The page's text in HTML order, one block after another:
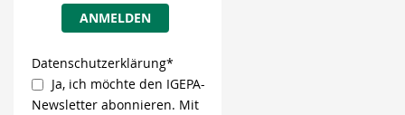
ANMELDEN
Datenschutzerklärung*
Ja, ich möchte den IGEPA-
Newsletter abonnieren. Mit